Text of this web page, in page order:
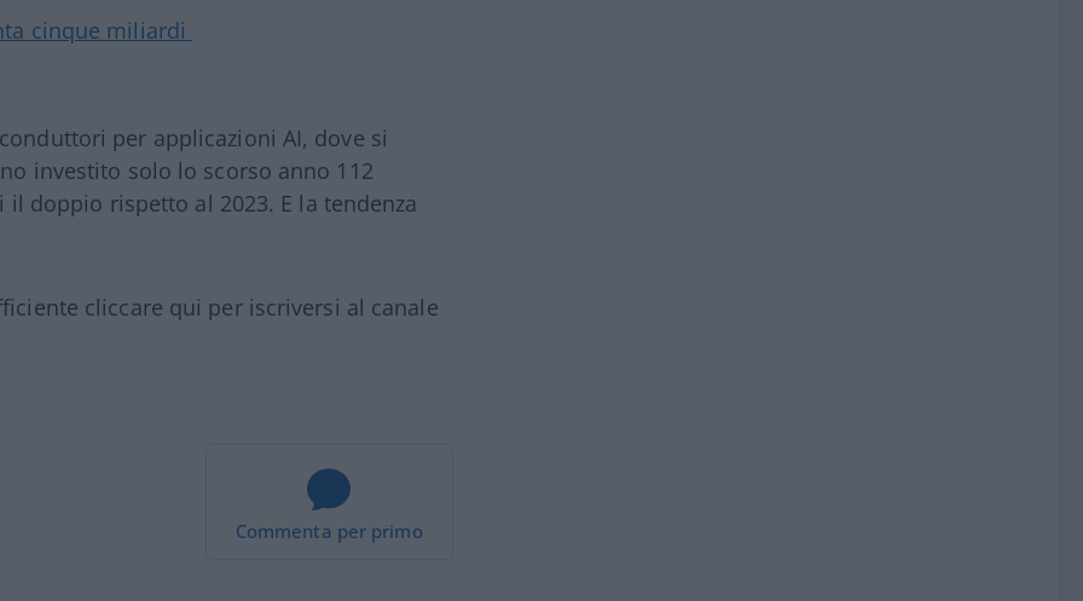
cinque miliardi
per applicazioni AI, dove si
investito solo lo scorso anno 112
doppio rispetto al 2023. E la tendenza
cliccare qui per iscriversi al canale
Commenta per primo